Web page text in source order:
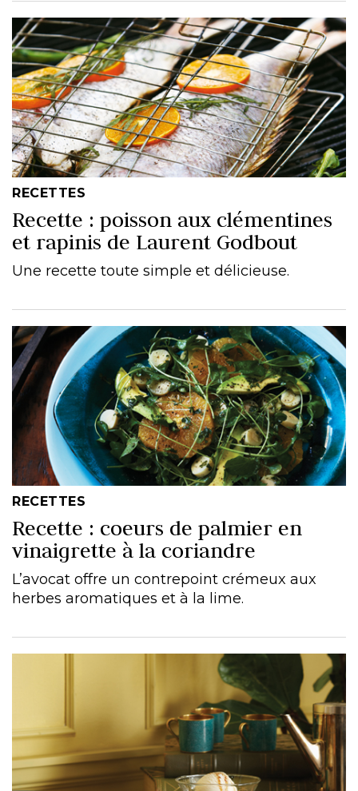
RECETTES
Recette : poisson aux clémentines
et rapinis de Laurent Godbout
Une recette toute simple et délicieuse.
RECETTES
Recette : coeurs de palmier en
vinaigrette à la coriandre
L’avocat offre un contrepoint crémeux aux
herbes aromatiques et à la lime.